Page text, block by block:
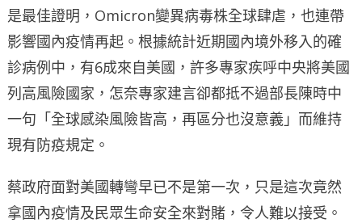
是最佳證明，Omicron變異病毒株全球肆虐，也連帶
影響國內疫情再起。根據統計近期國內境外移入的確
診病例中，有6成來自美國，許多專家疾呼中央將美國
列高風險國家，怎奈專家建言卻都抵不過部長陳時中
一句「全球感染風險皆高，再區分也沒意義」而維持
現有防疫規定。
蔡政府面對美國轉彎早已不是第一次，只是這次竟然
拿國內疫情及民眾生命安全來對賭，令人難以接受。